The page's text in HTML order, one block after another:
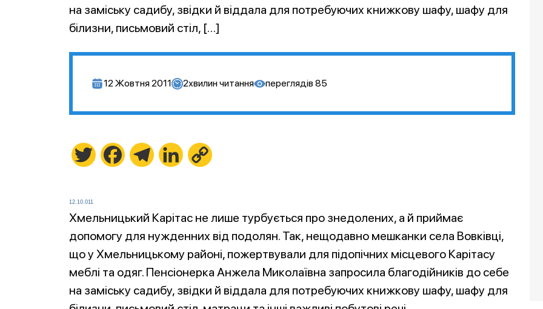
на заміську садибу, звідки й віддала для потребуючих книжкову шафу, шафу для
білизни, письмовий стіл, […]
12 Жовтня 2011 2хвилин читання переглядів 85
Twitter FacebookTelegramLinkedIn
12.10.011
Хмельницький Карітас не лише турбується про знедолених, а й приймає
допомогу для нужденних від подолян. Так, нещодавно мешканки села Вовківці,
що у Хмельницькому районі, пожертвували для підопічних місцевого Карітасу
меблі та одяг. Пенсіонерка Анжела Миколаївна запросила благодійників до себе
на заміську садибу, звідки й віддала для потребуючих книжкову шафу, шафу для